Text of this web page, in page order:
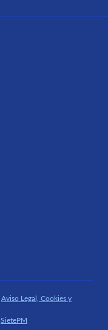
Aviso Legal, Cookies y
SietePM